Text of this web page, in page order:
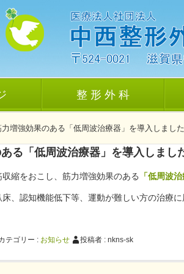
ジ 整 形 外 科
力増強効果のある「低周波治療器」を導入しました
る「低周波治療器」を導入しまし
縮をおこし、筋力増強効果のある 「低周波治
、認知機能低下等、運動が難しい方の治療に
テゴリー : お知らせ 投稿者 : nkns-sk